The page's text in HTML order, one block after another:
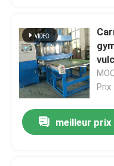
Produits
Vidéos
Au sujet de nous
meilleur prix